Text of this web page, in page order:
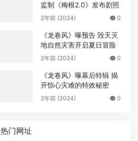
监制《梅根2.0》发布剧照
2年前 (2024) 0
《龙卷风》曝预告 毁天灭
地自然灾害开启夏日冒险
2年前 (2024) 0
《龙卷风》曝幕后特辑 揭
开惊心灾难的特效秘密
2年前 (2024) 0
热门网址